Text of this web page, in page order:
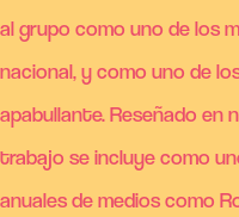
al grupo como uno de los
nacional, y como uno de
apabullante. Reseñado en
trabajo se incluye como
anuales de medios como